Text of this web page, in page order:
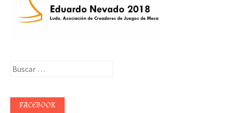
Buscar:
FACEBOOK